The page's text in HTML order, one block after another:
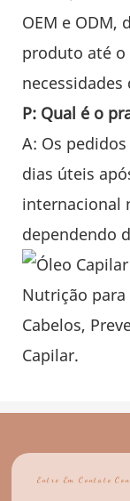
OEM e ODM,
produto até
necessidades
P: Qual é o
A: Os
dias úteis
internacional
dependendo
Entre Em Contato